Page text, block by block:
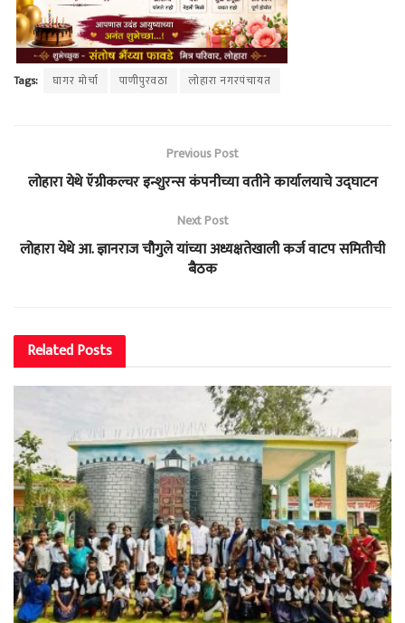
Tags: घागर मोर्चा पाणीपुरवठा लोहारा नगरपंचायत
Previous Post
लोहारा येथे ऍग्रीकल्चर इन्शुरन्स कंपनीच्या वतीने कार्यालयाचे उद्घाटन
Next Post
लोहारा येथे आ. ज्ञानराज चौगुले यांच्या अध्यक्षतेखाली कर्ज वाटप समितीची
बैठक
RelatedPosts